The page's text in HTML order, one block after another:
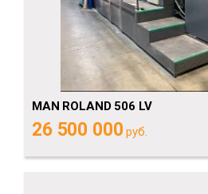
MAN ROLAND 506 LV
26 500 000 руб.